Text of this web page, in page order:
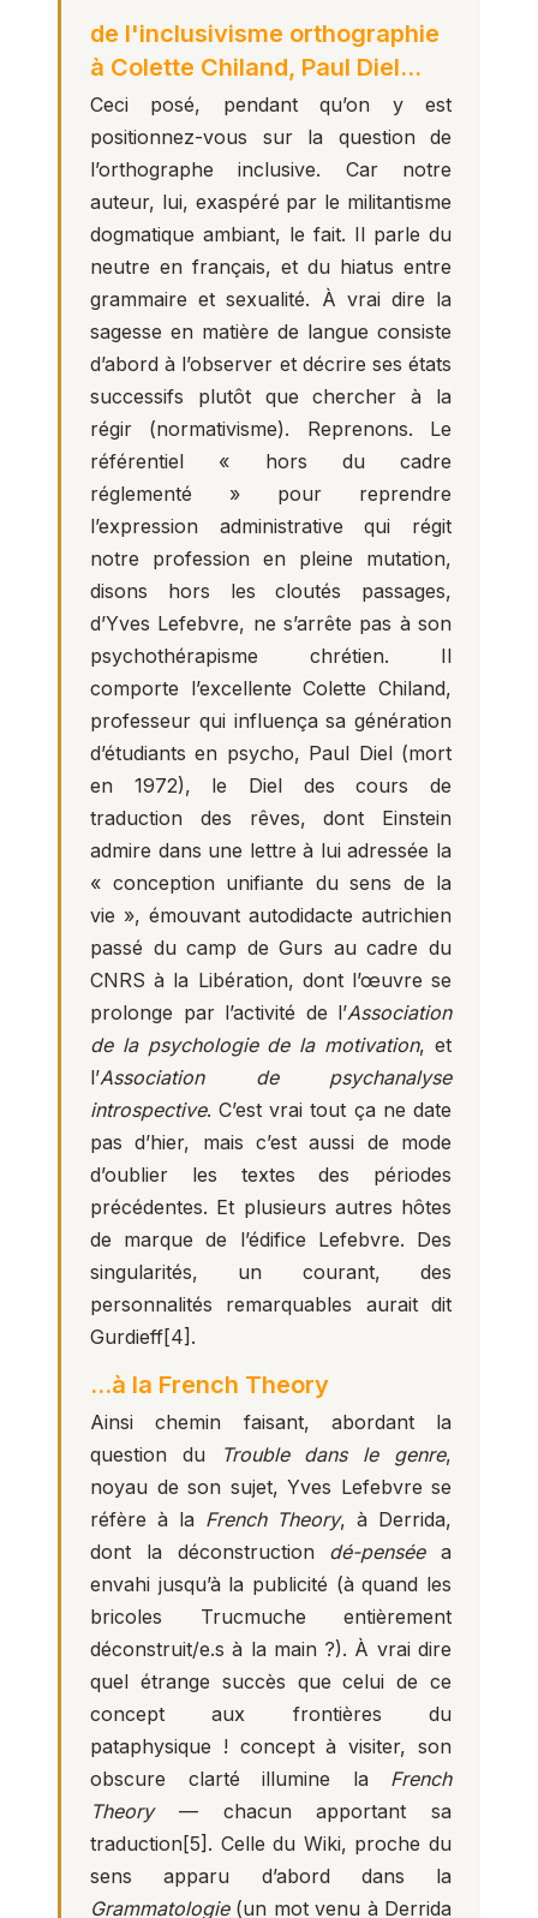
de l'inclusivisme orthographie
à Colette Chiland, Paul Diel…
Ceci posé, pendant qu’on y est
positionnez-vous sur la question de
l’orthographe inclusive. Car notre
auteur, lui, exaspéré par le militantisme
dogmatique ambiant, le fait. Il parle du
neutre en français, et du hiatus entre
grammaire et sexualité. À vrai dire la
sagesse en matière de langue consiste
d’abord à l’observer et décrire ses états
successifs plutôt que chercher à la
régir (normativisme). Reprenons. Le
référentiel « hors du cadre
réglementé » pour reprendre
l’expression administrative qui régit
notre profession en pleine mutation,
disons hors les cloutés passages,
d’Yves Lefebvre, ne s’arrête pas à son
psychothérapisme chrétien. Il
comporte l’excellente Colette Chiland,
professeur qui influença sa génération
d’étudiants en psycho, Paul Diel (mort
en 1972), le Diel des cours de
traduction des rêves, dont Einstein
admire dans une lettre à lui adressée la
« conception unifiante du sens de la
vie », émouvant autodidacte autrichien
passé du camp de Gurs au cadre du
CNRS à la Libération, dont l’œuvre se
prolonge par l’activité de l’Association
de la psychologie de la motivation, et
l’Association de psychanalyse
introspective. C’est vrai tout ça ne date
pas d’hier, mais c’est aussi de mode
d’oublier les textes des périodes
précédentes. Et plusieurs autres hôtes
de marque de l’édifice Lefebvre. Des
singularités, un courant, des
personnalités remarquables aurait dit
Gurdieff[4] .
…à la French Theory
Ainsi chemin faisant, abordant la
question du
Trouble dans le genre,
noyau de son sujet, Yves Lefebvre se
réfère à la French Theory, à Derrida,
dont la déconstruction dé-penséea
envahi jusqu’à la publicité (à quand les
bricoles Trucmuche entièrement
déconstruit/e.s à la main ?). À vrai dire
quel étrange succès que celui de ce
concept aux frontières du
pataphysique ! concept à visiter, son
obscure clarté illumine la French
Theory— chacun apportant sa
traduction[5] . Celle du Wiki, proche du
sens apparu d’abord dans la
Grammatologie(un mot venu à Derrida